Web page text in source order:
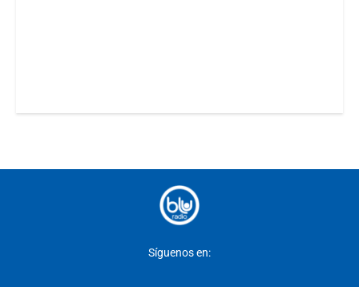
Síguenos en: